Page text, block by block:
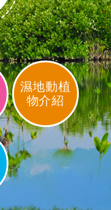
濕地動植
物介紹